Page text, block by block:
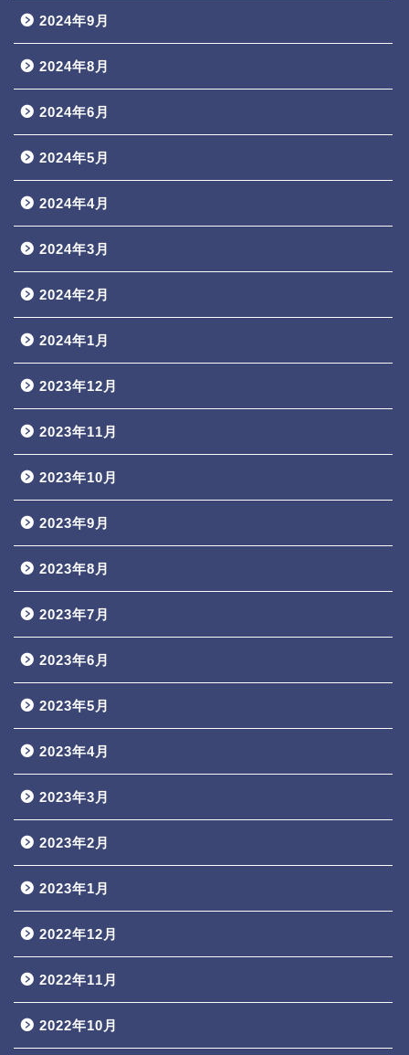
2024年9月
2024年8月
2024年6月
2024年5月
2024年4月
2024年3月
2024年2月
2024年1月
2023年12月
2023年11月
2023年10月
2023年9月
2023年8月
2023年7月
2023年6月
2023年5月
2023年4月
2023年3月
2023年2月
2023年1月
2022年12月
2022年11月
2022年10月